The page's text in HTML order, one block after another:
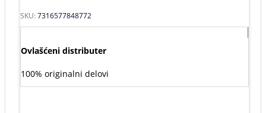
SKU:7316577848772
Ovlašćeni distributer
100% originalni delovi